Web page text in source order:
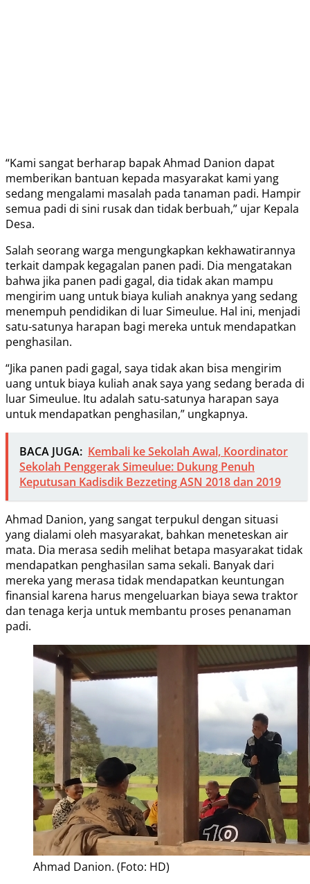
“Kami sangat berharap bapak Ahmad Danion dapat
memberikan bantuan kepada masyarakat kami yang
sedang mengalami masalah pada tanaman padi. Hampir
semua padi di sini rusak dan tidak berbuah,” ujar Kepala
Desa.
Salah seorang warga mengungkapkan kekhawatirannya
terkait dampak kegagalan panen padi. Dia mengatakan
bahwa jika panen padi gagal, dia tidak akan mampu
mengirim uang untuk biaya kuliah anaknya yang sedang
menempuh pendidikan di luar Simeulue. Hal ini, menjadi
satu-satunya harapan bagi mereka untuk mendapatkan
penghasilan.
“Jika panen padi gagal, saya tidak akan bisa mengirim
uang untuk biaya kuliah anak saya yang sedang berada di
luar Simeulue. Itu adalah satu-satunya harapan saya
untuk mendapatkan penghasilan,” ungkapnya.
BACA JUGA: Kembali ke Sekolah Awal, Koordinator
Sekolah Penggerak Simeulue: Dukung Penuh
Keputusan Kadisdik Bezzeting ASN 2018 dan 2019
Ahmad Danion, yang sangat terpukul dengan situasi
yang dialami oleh masyarakat, bahkan meneteskan air
mata. Dia merasa sedih melihat betapa masyarakat tidak
mendapatkan penghasilan sama sekali. Banyak dari
mereka yang merasa tidak mendapatkan keuntungan
finansial karena harus mengeluarkan biaya sewa traktor
dan tenaga kerja untuk membantu proses penanaman
padi.
Ahmad Danion. (Foto: HD)